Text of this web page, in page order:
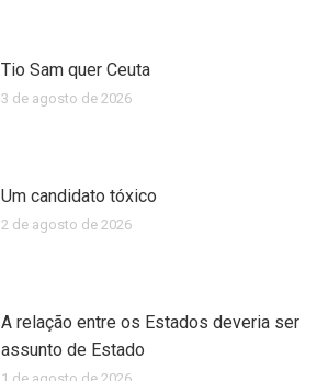
Tio Sam quer Ceuta
3 de agosto de 2026
Um candidato tóxico
2 de agosto de 2026
A relação entre os Estados deveria ser
assunto de Estado